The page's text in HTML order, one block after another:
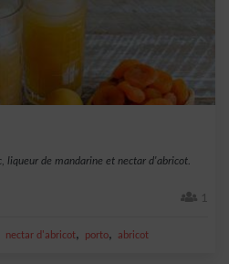
liqueur de mandarine et nectar d'abricot.
1
nectar d'abricot, porto, abricot